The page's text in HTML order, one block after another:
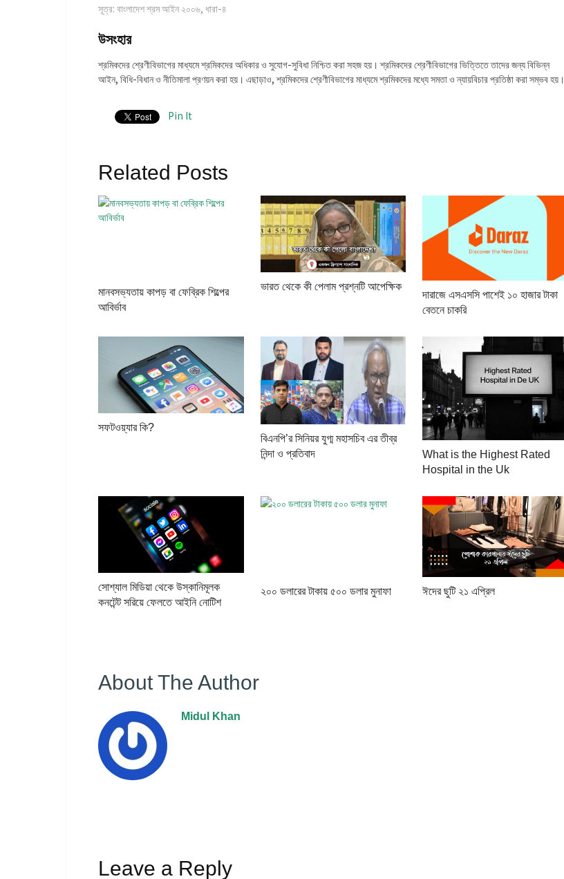
সূত্র: বাংলাদেশ শ্রম আইন ২০০৬, ধারা-৪
উসংহার
শ্রমিকদের শ্রেণীবিভাগের মাধ্যমে শ্রমিকদের অধিকার ও সুযোগ-সুবিধা নিশ্চিত করা সহজ হয়। শ্রমিকদের শ্রেণীবিভাগের ভিত্তিতে তাদের জন্য বিভিন্ন
আইন, বিধি-বিধান ও নীতিমালা প্রণয়ন করা হয়। এছাড়াও, শ্রমিকদের শ্রেণীবিভাগের মাধ্যমে শ্রমিকদের মধ্যে সমতা ও ন্যায়বিচার প্রতিষ্ঠা করা সম্ভব হয়।
Pin It
Related Posts
মানবসভ্যতায় কাপড় বা ফেব্রিক শিল্পের
আবির্ভাব
ভারত থেকে কী পেলাম প্রশ্নটি আপেক্ষিক
দারাজে এসএসসি পাশেই ১০ হাজার টাকা
বেতনে চাকরি
সফটওয়্যার কি?
বিএনপি’র সিনিয়র যুগ্ম মহাসচিব এর তীব্র
নিন্দা ও প্রতিবাদ
What is the Highest Rated
Hospital in the Uk
সোশ্যাল মিডিয়া থেকে উস্কানিমূলক
কনটেন্ট সরিয়ে ফেলতে আইনি নোটিশ
২০০ ডলারের টাকায় ৫০০ ডলার মুনাফা ঈদের ছুটি ২১ এপ্রিল
About The Author
Midul Khan
Leave a Reply